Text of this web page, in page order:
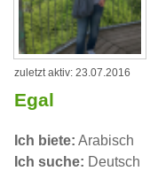
zuletzt aktiv: 23.07.2016
Egal
Ich biete: Arabisch
Ich suche: Deutsch